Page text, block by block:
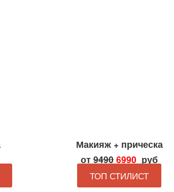
Макияж + прическа
от 9490 6990 руб
ТОП СТИЛИСТ